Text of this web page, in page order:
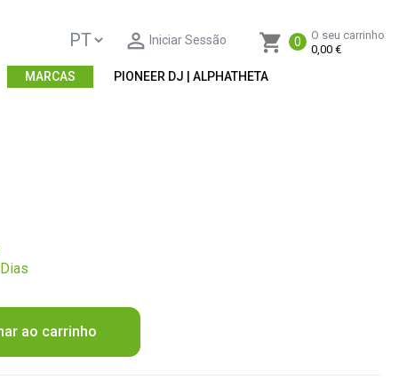
shopping_cart 0
O seu carrinho
0,00 €
 Iniciar Sessão
MARCAS PIONEER DJ | ALPHATHETA
ao carrinho